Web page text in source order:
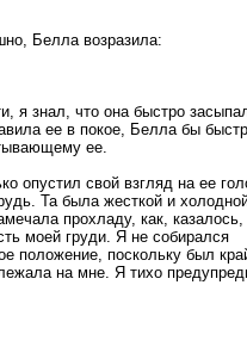
Белла возразила:
я знал, что она быстро
ее в покое, Белла бы
ее.
опустил свой взгляд на ее
Та была жесткой и
прохладу, как,
моей груди. Я не собирался
положение, поскольку был
на мне. Я тихо